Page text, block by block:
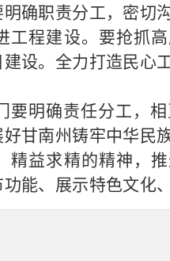
确职责分工，密切
工程建设。要抢抓
设。全力打造民心
要明确责任分工，
甘南州铸牢中华民
精益求精的精神，
能、展示特色文化